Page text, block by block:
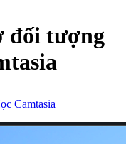
đối tượng
Camtasia